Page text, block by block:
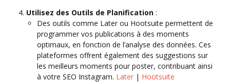
Utilisez des Outils de Planification :
Des outils comme Later ou Hootsuite permettent de
programmer vos publications à des moments
optimaux, en fonction de l’analyse des données. Ces
plateformes offrent également des suggestions sur
les meilleurs moments pour poster, contribuant ainsi
à votre SEO Instagram. Later | Hootsuite